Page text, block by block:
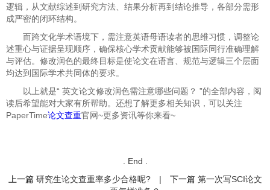
逻辑，从文献综述到研究方法、结果分析再到结论推导，各部分需形
成严密的闭环结构。
而跨文化学术语境下，需注意英语母语读者的思维习惯，调整论
述重心与证据呈现顺序，确保核心学术贡献能够被国际同行准确理解
与评估。修改润色的最终目标是使论文在语言、规范与逻辑三个层面
均达到国际学术共同体的要求。
以上就是“ 英文论文修改润色需注意哪些问题？ ”的全部内容，阅
读后希望能对大家有所帮助。还想了解更多相关知识，可以关注
PaperTime论文查重官网~更多资讯等你来看~
. End .
上一篇 研究生论文查重率多少合格呢? | 下一篇 第一次写SCI论文